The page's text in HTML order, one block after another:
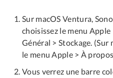
Sur macOS Ventura,
choisissez le menu Apple
Général > Stockage. (Sur
le menu Apple > À
Vous verrez une barre